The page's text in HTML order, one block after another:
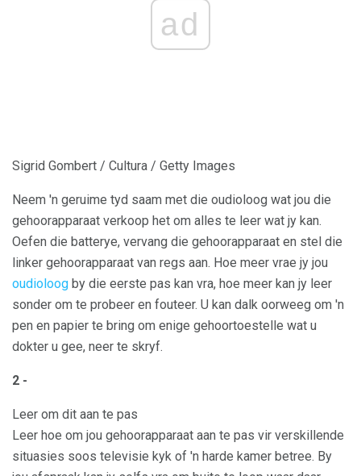
ad
Sigrid Gombert / Cultura / Getty Images
Neem 'n geruime tyd saam met die oudioloog wat jou die
gehoorapparaat verkoop het om alles te leer wat jy kan.
Oefen die batterye, vervang die gehoorapparaat en stel die
linker gehoorapparaat van regs aan. Hoe meer vrae jy jou
oudioloog by die eerste pas kan vra, hoe meer kan jy leer
sonder om te probeer en fouteer. U kan dalk oorweeg om 'n
pen en papier te bring om enige gehoortoestelle wat u
dokter u gee, neer te skryf.
2 -
Leer om dit aan te pas
Leer hoe om jou gehoorapparaat aan te pas vir verskillende
situasies soos televisie kyk of 'n harde kamer betree. By